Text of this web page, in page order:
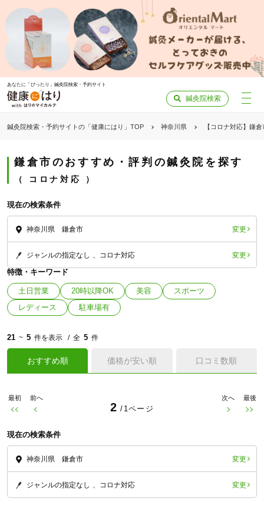
あなたに「ぴったり」鍼灸院検索・予約サイト
鍼灸院検索
鍼灸院検索・予約サイトの「健康にはり」TOP 神奈川県 【コロナ対応】鎌
鎌倉市のおすすめ・評判の鍼灸院を探す
コロナ対応
現在の検索条件
神奈川県 鎌倉市 変更
ジャンルの指定なし コロナ対応 変更
特徴・キーワード
土日営業 20時以降OK 美容
スポーツ
レディース
駐車場有
21 ~ 5 件を表示 全 5 件
おすすめ順 価格が安い順 口コミ数順
最初 前へ
2 /1ページ
次へ 最後
現在の検索条件
神奈川県 鎌倉市 変更
ジャンルの指定なし コロナ対応 変更
「健康にはりを見た」